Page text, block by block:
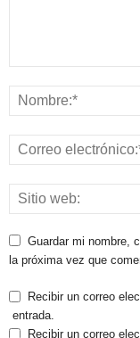
Guardar mi nombre,
la próxima vez que
Recibir un correo
entrada.
Recibir un correo